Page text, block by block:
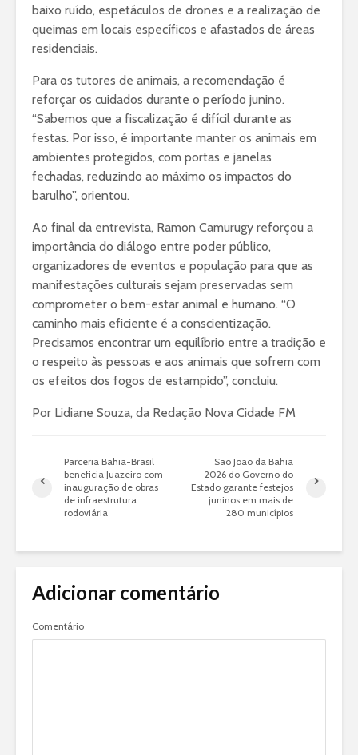
baixo ruído, espetáculos de drones e a realização de
queimas em locais específicos e afastados de áreas
residenciais.
Para os tutores de animais, a recomendação é
reforçar os cuidados durante o período junino.
“Sabemos que a fiscalização é difícil durante as
festas. Por isso, é importante manter os animais em
ambientes protegidos, com portas e janelas
fechadas, reduzindo ao máximo os impactos do
barulho”, orientou.
Ao final da entrevista, Ramon Camurugy reforçou a
importância do diálogo entre poder público,
organizadores de eventos e população para que as
manifestações culturais sejam preservadas sem
comprometer o bem-estar animal e humano. “O
caminho mais eficiente é a conscientização.
Precisamos encontrar um equilíbrio entre a tradição e
o respeito às pessoas e aos animais que sofrem com
os efeitos dos fogos de estampido”, concluiu.
Por Lidiane Souza, da Redação Nova Cidade FM
Parceria Bahia-Brasil
beneficia Juazeiro com
inauguração de obras
de infraestrutura
rodoviária
São João da Bahia
2026 do Governo do
Estado garante festejos
juninos em mais de
280 municípios
Adicionar comentário
Comentário